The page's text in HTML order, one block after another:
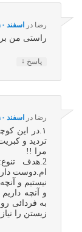
رضا در اسفند ۱۰, ۱۳۹۰ در ۰:۳۸ ق٫ظ
راستی من برق ۸۷
پاسخ ↓
رضا در اسفند ۱۰, ۱۳۹۰ در ۰:۳۷ ق٫ظ
۱.در این
تردید و
مرا !!
2.هدف
ام.دوست
به فردائی
زیستن را